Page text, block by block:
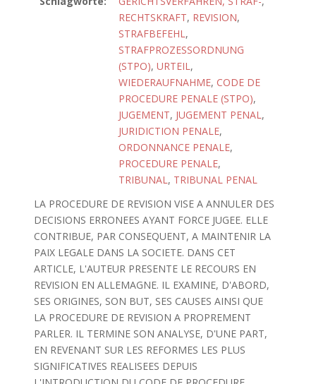
RECHTSKRAFT, REVISION,
STRAFBEFEHL,
STRAFPROZESSORDNUNG
(STPO), URTEIL,
WIEDERAUFNAHME, CODE DE
PROCEDURE PENALE (STPO),
JUGEMENT, JUGEMENT PENAL,
JURIDICTION PENALE,
ORDONNANCE PENALE,
PROCEDURE PENALE,
TRIBUNAL, TRIBUNAL PENAL
LA PROCEDURE DE REVISION VISE A ANNULER DES
DECISIONS ERRONEES AYANT FORCE JUGEE. ELLE
CONTRIBUE, PAR CONSEQUENT, A MAINTENIR LA
PAIX LEGALE DANS LA SOCIETE. DANS CET
ARTICLE, L'AUTEUR PRESENTE LE RECOURS EN
REVISION EN ALLEMAGNE. IL EXAMINE, D'ABORD,
SES ORIGINES, SON BUT, SES CAUSES AINSI QUE
LA PROCEDURE DE REVISION A PROPREMENT
PARLER. IL TERMINE SON ANALYSE, D'UNE PART,
EN REVENANT SUR LES REFORMES LES PLUS
SIGNIFICATIVES REALISEES DEPUIS